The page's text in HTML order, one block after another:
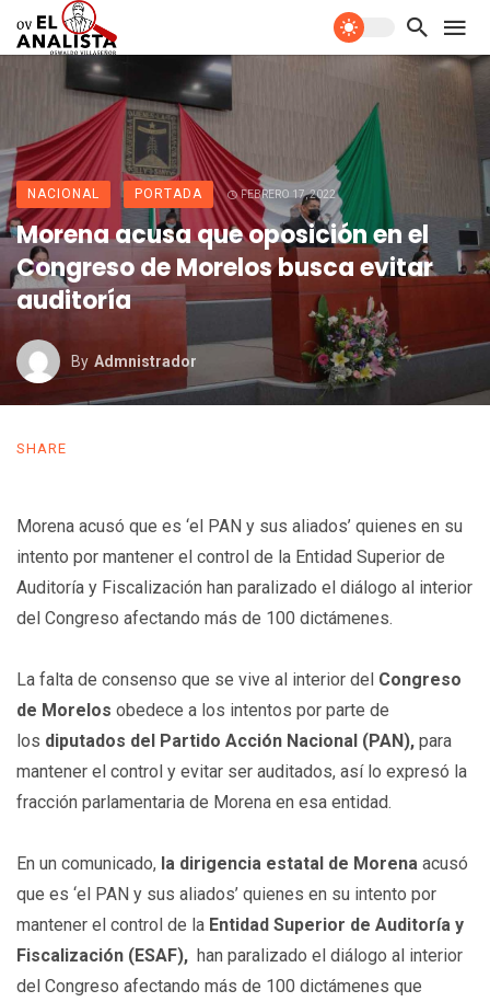
NACIONAL PORTADA FEBRERO 17, 2022
Morena acusa que oposición en el
Congreso de Morelos busca evitar
auditoría
By Admnistrador
SHARE
Morena acusó que es ‘el PAN y sus aliados’ quienes en su
intento por mantener el control de la Entidad Superior de
Auditoría y Fiscalización han paralizado el diálogo al interior
del Congreso afectando más de 100 dictámenes.
La falta de consenso que se vive al interior del Congreso
de Morelos obedece a los intentos por parte de
los diputados del Partido Acción Nacional (PAN), para
mantener el control y evitar ser auditados, así lo expresó la
fracción parlamentaria de Morena en esa entidad.
En un comunicado, la dirigencia estatal de Morena acusó
que es ‘el PAN y sus aliados’ quienes en su intento por
mantener el control de la Entidad Superior de Auditoría y
Fiscalización (ESAF), han paralizado el diálogo al interior
del Congreso afectando más de 100 dictámenes que